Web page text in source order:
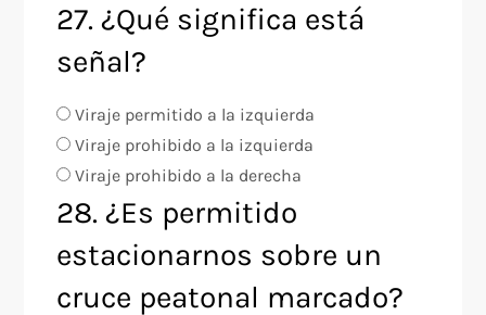
27. ¿Qué significa está
señal?
Viraje permitido a la izquierda
Viraje prohibido a la izquierda
Viraje prohibido a la derecha
28. ¿Es permitido
estacionarnos sobre un
cruce peatonal marcado?